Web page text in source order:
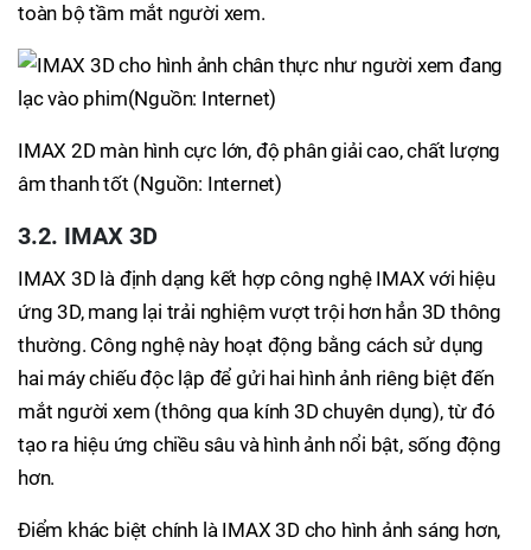
toàn bộ tầm mắt người xem.
IMAX 2D màn hình cực lớn, độ phân giải cao, chất lượng
âm thanh tốt (Nguồn: Internet)
3.2. IMAX 3D
IMAX 3D là định dạng kết hợp công nghệ IMAX với hiệu
ứng 3D, mang lại trải nghiệm vượt trội hơn hẳn 3D thông
thường. Công nghệ này hoạt động bằng cách sử dụng
hai máy chiếu độc lập để gửi hai hình ảnh riêng biệt đến
mắt người xem (thông qua kính 3D chuyên dụng), từ đó
tạo ra hiệu ứng chiều sâu và hình ảnh nổi bật, sống động
hơn.
Điểm khác biệt chính là IMAX 3D cho hình ảnh sáng hơn,